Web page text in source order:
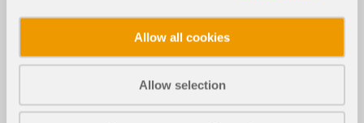
Allow all cookies
Allow selection
Спецификации
Количество линий
134
Количество стержней
Количество поверхностей
0